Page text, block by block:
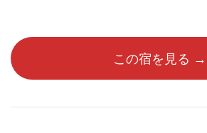
この宿を見る →